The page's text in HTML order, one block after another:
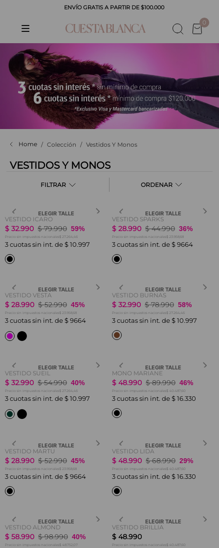
ENVÍO GRATIS A PARTIR DE $100.000
0
Colección Vestidos Y Monos
VESTIDOS Y MONOS
FILTRAR
ELEGIR TALLE
VESTIDO ICARO
$ 32.990 $ 79.990 59%
Precio sin impuestos nacionales$ 27.264,46
3 cuotas sin int. de $ 10.997
ELEGIR TALLE
VESTIDO SPARKS
$ 28.990 $ 44.990 36%
Precio sin impuestos nacionales$ 23.958,68
3 cuotas sin int. de $ 9664
ELEGIR TALLE
VESTIDO VESTA
$ 28.990 $ 52.990 45%
Precio sin impuestos nacionales$ 23.958,68
3 cuotas sin int. de $ 9664
ELEGIR TALLE
VESTIDO BURNAS
$ 32.990 $ 78.990 58%
Precio sin impuestos nacionales$ 27.264,46
3 cuotas sin int. de $ 10.997
ELEGIR TALLE
VESTIDO SUEIL
$ 32.990 $ 54.990 40%
Precio sin impuestos nacionales$ 27.264,46
3 cuotas sin int. de $ 10.997
ELEGIR TALLE
MONO MARIANE
$ 48.990 $ 89.990 46%
Precio sin impuestos nacionales$ 40.487,60
3 cuotas sin int. de $ 16.330
ELEGIR TALLE
VESTIDO MARTU
$ 28.990 $ 52.990 45%
Precio sin impuestos nacionales$ 23.958,68
3 cuotas sin int. de $ 9664
ELEGIR TALLE
VESTIDO LIDA
$ 48.990 $ 68.990 29%
Precio sin impuestos nacionales$ 40.487,60
3 cuotas sin int. de $ 16.330
ELEGIR TALLE
VESTIDO ALMOND
$ 58.990 $ 98.990 40%
Precio sin impuestos nacionales$ 48.752,07
ELEGIR TALLE
VESTIDO BRILLIA
$ 48.990
Precio sin impuestos nacionales$ 40.487,60